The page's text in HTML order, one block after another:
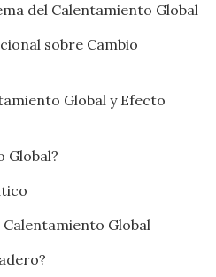
del Calentamiento Global
sobre Cambio
Global y Efecto
Global?
Global